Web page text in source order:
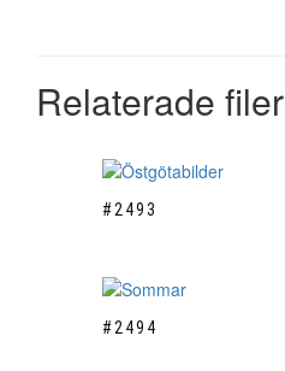
Relaterade filer
#2493
#2494